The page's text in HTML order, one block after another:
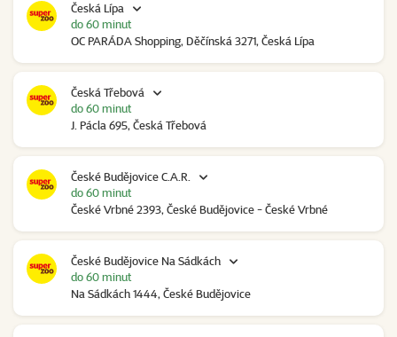
Česká Lípa
OC PARÁDA Shopping, Děčínská 3271, Česká Lípa
do 60 minut
Česká Třebová
J. Pácla 695, Česká Třebová
do 60 minut
České Budějovice C.A.R.
České Vrbné 2393, České Budějovice - České Vrbné
do 60 minut
České Budějovice Na Sádkách
Na Sádkách 1444, České Budějovice
do 60 minut